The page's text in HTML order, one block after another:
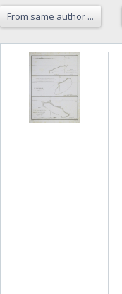
From same author ...